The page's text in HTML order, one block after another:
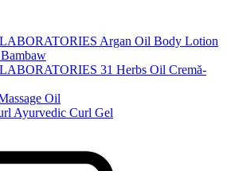
Argan Oil Body Lotion
31 Herbs Oil Cremă-
Oil
Ayurvedic Curl Gel